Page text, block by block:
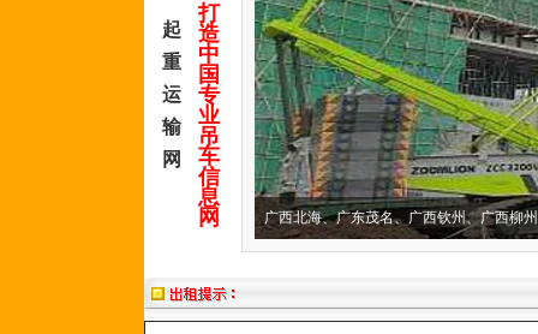
起
重
运
输
网
打
造
中
国
专
业
吊
车
信
息
网